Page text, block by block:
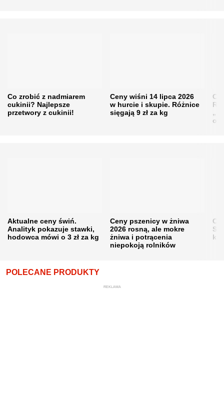
Co zrobić z nadmiarem
cukinii? Najlepsze
przetwory z cukinii!
Ceny wiśni 14 lipca 2026
w hurcie i skupie. Różnice
sięgają 9 zł za kg
Aktualne ceny świń.
Analityk pokazuje stawki,
hodowca mówi o 3 zł za kg
Ceny pszenicy w żniwa
2026 rosną, ale mokre
żniwa i potrącenia
niepokoją rolników
POLECANE PRODUKTY
REKLAMA